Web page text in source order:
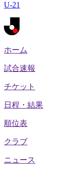
U-21
ホーム
試合速報
チケット
日程・結果
順位表
クラブ
ニュース